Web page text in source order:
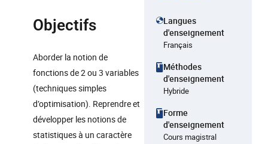
Objectifs
Aborder la notion de
fonctions de 2 ou 3 variables
(techniques simples
d’optimisation). Reprendre et
développer les notions de
statistiques à un caractère
Langues
d'enseignement
Français
Méthodes
d'enseignement
Hybride
Forme
d'enseignement
Cours magistral